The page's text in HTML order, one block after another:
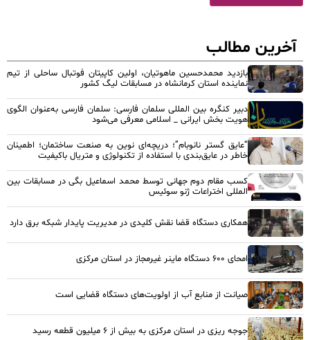
آخرین مطالب
بازدید محمدحسین ماهوتیان، اولین کاپیتان فوتبال ساحلی از تیم
نماینده استان کرمانشاه در مسابقات لیگ کشور
دبیر کنگره بین المللی سلمان فارسی: سلمان فارسی به‌عنوان الگوی
هویت بخش ایرانی _ اسلامی معرفی می‌شود
“عایق گستر نانوبام”؛ دریچه‌ای نوین به صنعت ساختمان؛ اطمینان
خاطر در عایق‌بندی با استفاده از تکنولوژی و متریال باکیفیت
کسب مقام دوم جهانی توسط محمد اسماعیل بگی در مسابقات بین
المللی اختراعات ژنو سوئیس
همکاری دستگاه قضا نقش کلیدی در مدیریت پایدار شبکه برق دارد
امحای ۶۰۰ دستگاه ماینر غیرمجاز در استان مرکزی
صیانت از منابع آب از اولویت‌های دستگاه قضایی است
جوجه ریزی در استان مرکزی به بیش از ۶ میلیون قطعه رسید